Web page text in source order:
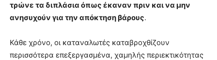
τρώνε τα διπλάσια όπως έκαναν πριν και να μην
ανησυχούν για την απόκτηση βάρους.
Κάθε χρόνο, οι καταναλωτές καταβροχθίζουν
περισσότερα επεξεργασμένα, χαμηλής περιεκτικότητας